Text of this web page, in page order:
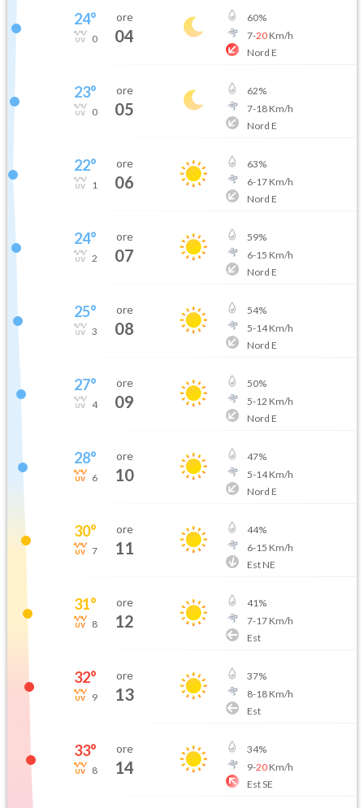
24°
0
ore
04
60%
7-20Km/h
Nord E
23°
0
ore
05
62%
7-18Km/h
Nord E
22°
1
ore
06
63%
6-17Km/h
Nord E
24°
2
ore
07
59%
6-15 Km/h
Nord E
25°
3
ore
08
54%
5-14Km/h
Nord E
27°
4
ore
09
50%
5-12 Km/h
Nord E
28°
6
ore
10
47%
5-14Km/h
Nord E
30°
7
ore
11
44%
6-15 Km/h
Est NE
31°
8
ore
12
41%
7-17Km/h
Est
32°
9
ore
13
37%
8-18Km/h
Est
33°
8
ore
14
34%
9-20Km/h
Est SE